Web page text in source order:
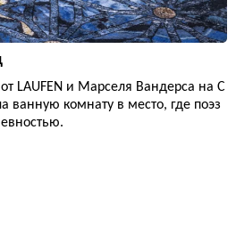
LAUFEN и Марселя Вандерса на C
ванную комнату в место, где поэз